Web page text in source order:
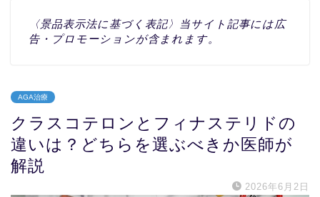
〈景品表示法に基づく表記〉当サイト記事には広
告・プロモーションが含まれます。
AGA治療
クラスコテロンとフィナステリドの
違いは？どちらを選ぶべきか医師が
解説
2026年6月2日